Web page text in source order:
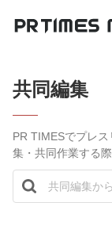
共同編集
PR TIMESでプレ
集・共同作業する